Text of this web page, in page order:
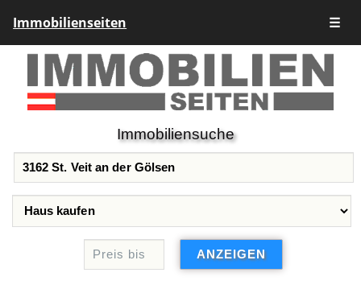
Immobilienseiten ☰
Immobiliensuche